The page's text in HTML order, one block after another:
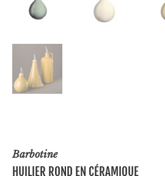
Barbotine
HUILIER ROND EN CÉRAMIQUE